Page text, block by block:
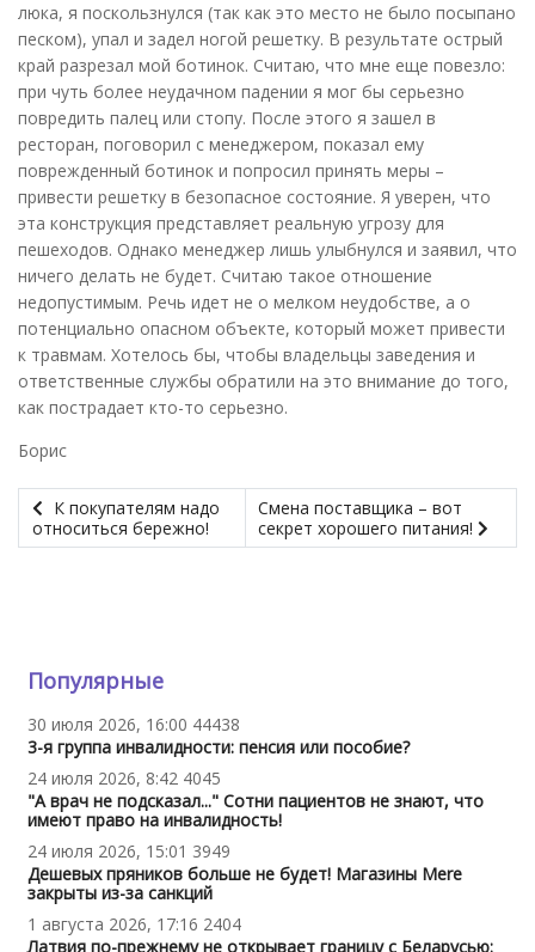
люка, я поскользнулся (так как это место не было посыпано
песком), упал и задел ногой решетку. В результате острый
край разрезал мой ботинок. Считаю, что мне еще повезло:
при чуть более неудачном падении я мог бы серьезно
повредить палец или стопу. После этого я зашел в
ресторан, поговорил с менеджером, показал ему
поврежденный ботинок и попросил принять меры –
привести решетку в безопасное состояние. Я уверен, что
эта конструкция представляет реальную угрозу для
пешеходов. Однако менеджер лишь улыбнулся и заявил, что
ничего делать не будет. Считаю такое отношение
недопустимым. Речь идет не о мелком неудобстве, а о
потенциально опасном объекте, который может привести
к травмам. Хотелось бы, чтобы владельцы заведения и
ответственные службы обратили на это внимание до того,
как пострадает кто-то серьезно.
Борис
К покупателям надо
относиться бережно!
Смена поставщика – вот
секрет хорошего питания!
Популярные
30 июля 2026, 16:00 44438
3-я группа инвалидности: пенсия или пособие?
24 июля 2026, 8:42 4045
"А врач не подсказал..." Сотни пациентов не знают, что
имеют право на инвалидность!
24 июля 2026, 15:01 3949
Дешевых пряников больше не будет! Магазины Mere
закрыты из-за санкций
1 августа 2026, 17:16 2404
Латвия по-прежнему не открывает границу с Беларусью: